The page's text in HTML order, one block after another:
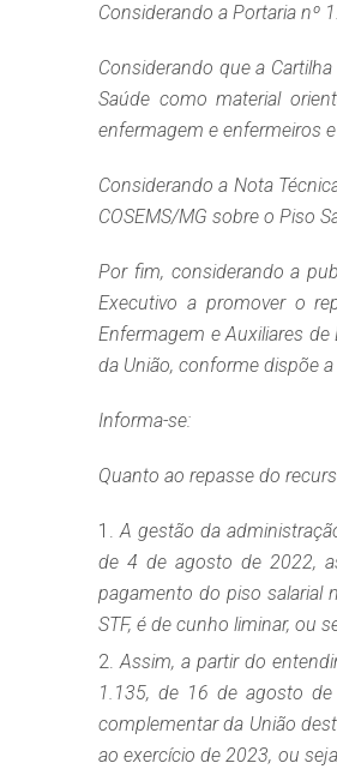
Considerando a Portaria nº
Considerando que a
Saúde como material
enfermagem e enfermeiros
Considerando a Nota
COSEMS/MG sobre o Piso
Por fim, considerando a
Executivo a promover o
Enfermagem e Auxiliares
da União, conforme dispõe
Informa-se:
Quanto ao repasse do
A gestão da
de 4 de agosto de 2022,
pagamento do piso salarial
STF, é de cunho liminar, ou
Assim, a partir do
1.135, de 16 de agosto
complementar da União
ao exercício de 2023, ou